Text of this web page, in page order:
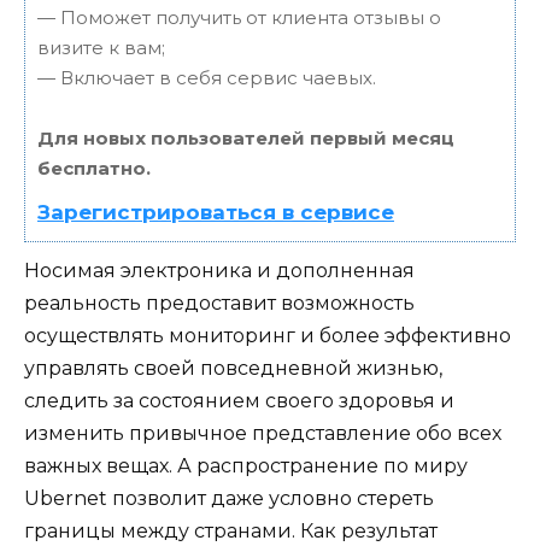
— Поможет получить от клиента отзывы о
визите к вам;
— Включает в себя сервис чаевых.
Для новых пользователей первый месяц
бесплатно.
Зарегистрироваться в сервисе
Носимая электроника и дополненная
реальность предоставит возможность
осуществлять мониторинг и более эффективно
управлять своей повседневной жизнью,
следить за состоянием своего здоровья и
изменить привычное представление обо всех
важных вещах. А распространение по миру
Ubernet позволит даже условно стереть
границы между странами. Как результат